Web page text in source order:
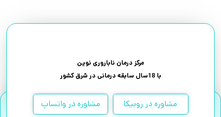
مرکز درمان ناباروری نوین
با 18سال سابقه درمانی در شرق کشور
مشاوره در واتساپ مشاوره در روبیکا